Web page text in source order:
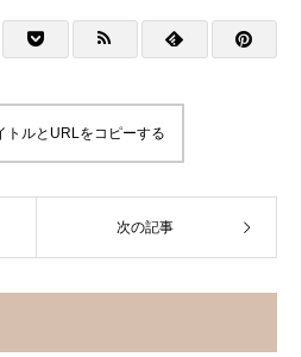
トルとURLをコピーする
次の記事